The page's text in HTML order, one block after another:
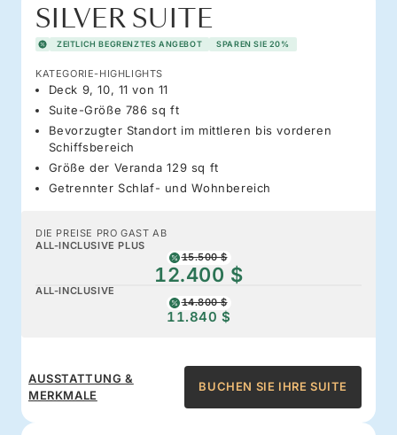
SILVER SUITE
ZEITLICH BEGRENZTES ANGEBOT SPAREN SIE 20%
KATEGORIE-HIGHLIGHTS
Deck 9, 10, 11 von 11
Suite-Größe 786 sq ft
Bevorzugter Standort im mittleren bis vorderen
Schiffsbereich
Größe der Veranda 129 sq ft
Getrennter Schlaf- und Wohnbereich
DIE PREISE PRO GAST AB
ALL-INCLUSIVE PLUS
15.500 $
12.400 $
ALL-INCLUSIVE
14.800 $
11.840 $
AUSSTATTUNG &
MERKMALE
BUCHEN SIE IHRE SUITE